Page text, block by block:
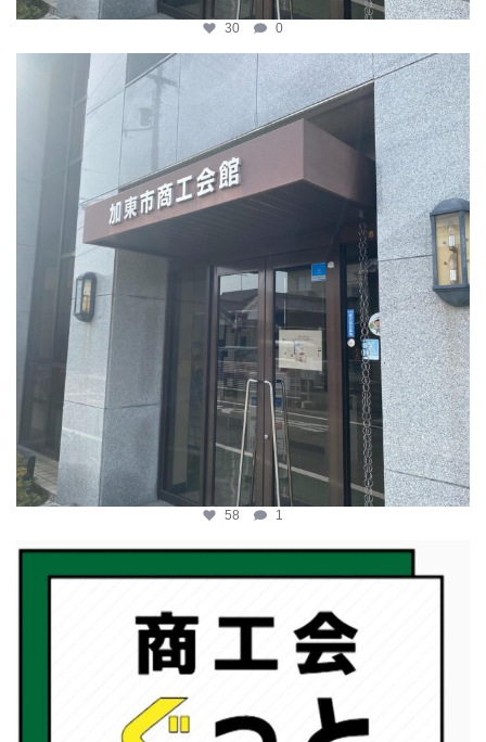
30 0
58 1
katosci
2月 19